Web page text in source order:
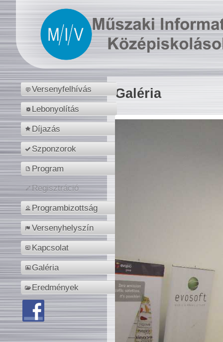
Versenyfelhívás
Lebonyolítás
Díjazás
Szponzorok
Program
Regisztráció
Programbizottság
Versenyhelyszín
Kapcsolat
Galéria
Eredmények
Galéria